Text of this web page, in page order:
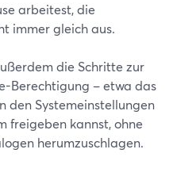
arbeitest, die
immer gleich aus.
die Schritte zur
Berechtigung – etwa das
den Systemeinstellungen
freigeben kannst, ohne
herumzuschlagen.